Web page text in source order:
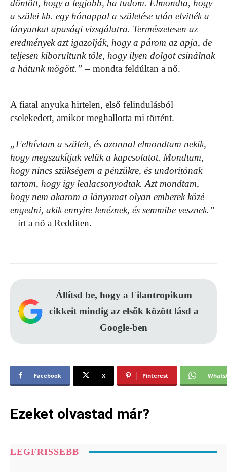
döntött, hogy a legjobb, ha tudom. Elmondta, hogy
a szülei kb. egy hónappal a születése után elvitték a
lányunkat apasági vizsgálatra. Természetesen az
eredmények azt igazolják, hogy a párom az apja, de
teljesen kiborultunk tőle, hogy ilyen dolgot csinálnak
a hátunk mögött.” – mondta feldúltan a nő.
A fiatal anyuka hirtelen, első felindulásból
cselekedett, amikor meghallotta mi történt.
„Felhívtam a szüleit, és azonnal elmondtam nekik,
hogy megszakítjuk velük a kapcsolatot. Mondtam,
hogy nincs szükségem a pénzükre, és undorítónak
tartom, hogy így lealacsonyodtak. Azt mondtam,
hogy nem akarom a lányomat olyan emberek közé
engedni, akik ennyire lenéznek, és semmibe vesznek.”
– írt a nő a Redditen.
Állítsd be, hogy a Filantropikum
cikkeit mindig az elsők között lásd a
Google-ben
Facebook X Pinterest
Ezeket olvastad már?
LEGFRISSEBB